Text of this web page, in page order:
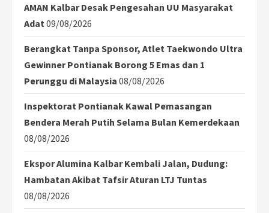
AMAN Kalbar Desak Pengesahan UU Masyarakat
Adat 09/08/2026
Berangkat Tanpa Sponsor, Atlet Taekwondo Ultra
Gewinner Pontianak Borong 5 Emas dan 1
Perunggu di Malaysia 08/08/2026
Inspektorat Pontianak Kawal Pemasangan
Bendera Merah Putih Selama Bulan Kemerdekaan
08/08/2026
Ekspor Alumina Kalbar Kembali Jalan, Dudung:
Hambatan Akibat Tafsir Aturan LTJ Tuntas
08/08/2026